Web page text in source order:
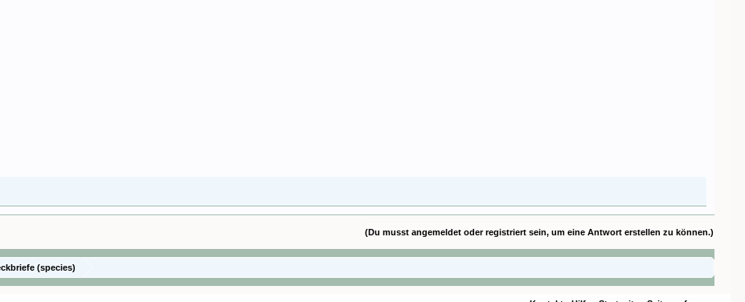
(Du musst angemeldet oder registriert sein, um eine Antwort erstellen zu können.)
(species)